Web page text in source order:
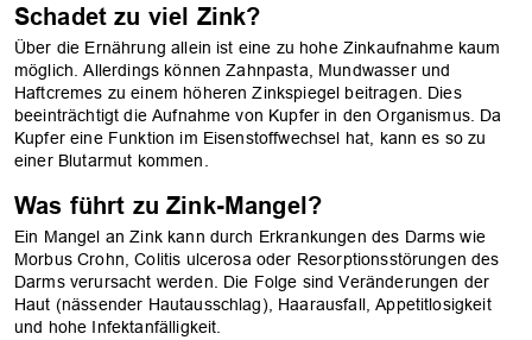
Schadet zu viel Zink?
Über die Ernährung allein ist eine zu hohe Zinkaufnahme kaum
möglich. Allerdings können Zahnpasta, Mundwasser und
Haftcremes zu einem höheren Zinkspiegel beitragen. Dies
beeinträchtigt die Aufnahme von Kupfer in den Organismus. Da
Kupfer eine Funktion im Eisenstoffwechsel hat, kann es so zu
einer Blutarmut kommen.
Was führt zu Zink-Mangel?
Ein Mangel an Zink kann durch Erkrankungen des Darms wie
Morbus Crohn, Colitis ulcerosa oder Resorptionsstörungen des
Darms verursacht werden. Die Folge sind Veränderungen der
Haut (nässender Hautausschlag), Haarausfall, Appetitlosigkeit
und hohe Infektanfälligkeit.